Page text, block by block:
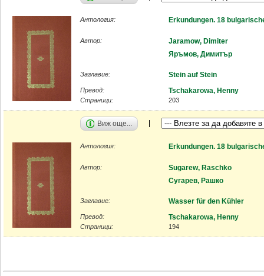
Антология: Erkundungen. 18
Автор:
Jaramow, Dimiter
Яръмов, Димитър
Заглавие: Stein auf Stein
Превод: Tschakarowa, Henny
Страници: 203
Виж още...
Антология: Erkundungen. 18
Автор:
Sugarew, Raschko
Сугарев, Рашко
Заглавие: Wasser für den Kühler
Превод: Tschakarowa, Henny
Страници: 194